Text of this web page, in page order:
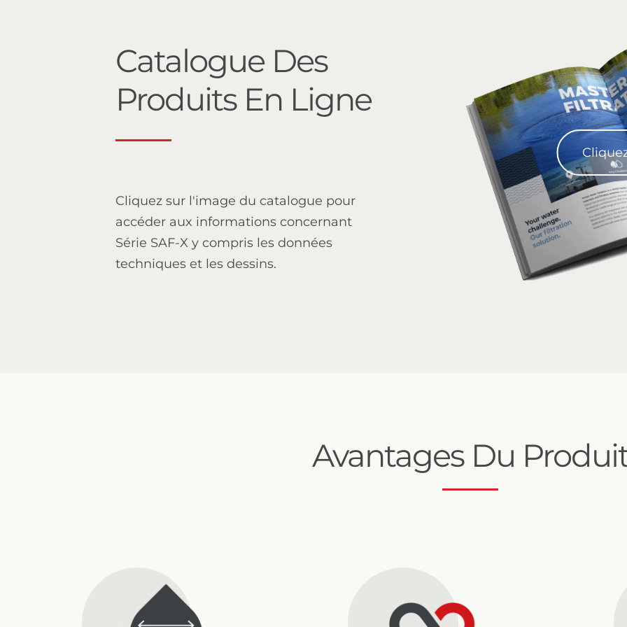
SAF-X-4500
Catalogue Des
Produits En Ligne
Cliquez sur l'image du catalogue pour
accéder aux informations concernant
Série SAF-X y compris les données
techniques et les dessins.
Avantages Du